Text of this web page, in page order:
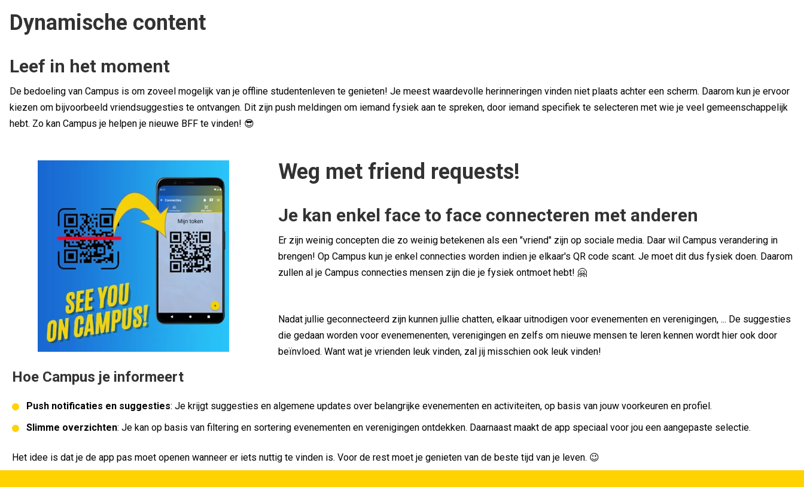
Dynamische content
Leef in het moment
De bedoeling van Campus is om zoveel mogelijk van je offline studentenleven te genieten! Je meest waardevolle herinneringen vinden niet plaats achter een scherm. Daarom kun je ervoor
kiezen om bijvoorbeeld vriendsuggesties te ontvangen. Dit zijn push meldingen om iemand fysiek aan te spreken, door iemand specifiek te selecteren met wie je veel gemeenschappelijk
hebt. Zo kan Campus je helpen je nieuwe BFF te vinden! 😎
Weg met friend requests!
Je kan enkel face to face connecteren met anderen
Er zijn weinig concepten die zo weinig betekenen als een "vriend" zijn op sociale media. Daar wil Campus verandering in
brengen! Op Campus kun je enkel connecties worden indien je elkaar's QR code scant. Je moet dit dus fysiek doen. Daarom
zullen al je Campus connecties mensen zijn die je fysiek ontmoet hebt! 🤗
Nadat jullie geconnecteerd zijn kunnen jullie chatten, elkaar uitnodigen voor evenementen en verenigingen, ... De suggesties
die gedaan worden voor evenemenenten, verenigingen en zelfs om nieuwe mensen te leren kennen wordt hier ook door
beïnvloed. Want wat je vrienden leuk vinden, zal jij misschien ook leuk vinden!
Hoe Campus je informeert
Push notificaties en suggesties: Je krijgt suggesties en algemene updates over belangrijke evenementen en activiteiten, op basis van jouw voorkeuren en profiel.
Slimme overzichten: Je kan op basis van filtering en sortering evenementen en verenigingen ontdekken. Daarnaast maakt de app speciaal voor jou een aangepaste selectie.
Het idee is dat je de app pas moet openen wanneer er iets nuttig te vinden is. Voor de rest moet je genieten van de beste tijd van je leven. 😉